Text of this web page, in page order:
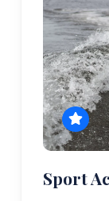
Sport